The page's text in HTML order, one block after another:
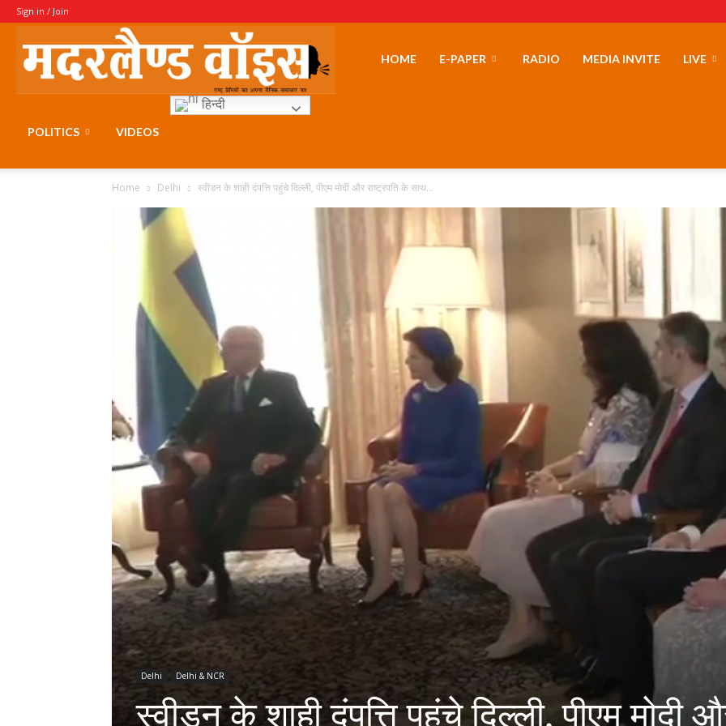
Sign in / Join
MotherLandHOME E-PAPER RADIO MEDIA INVITE LIVE
POLITICS VIDEOS
हिन्दी
Home Delhi स्वीडन के शाही दंपत्ति पहुंचे दिल्ली, पीएम मोदी और राष्ट्रपति के साथ...
Delhi Delhi & NCR
स्वीडन के शाही दंपत्ति पहुंचे दिल्ली, पीएम मोदी